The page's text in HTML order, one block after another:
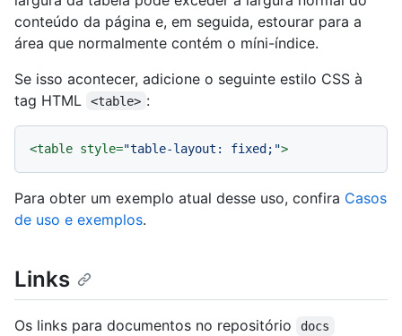
conteúdo da página e, em seguida, estourar para a
área que normalmente contém o míni-índice.
Se isso acontecer, adicione o seguinte estilo CSS à
tag HTML
<table> :
<table style="table-layout: fixed;">
Para obter um exemplo atual desse uso, confira Casos
de uso e exemplos.
Links
Os links para documentos no repositório docs